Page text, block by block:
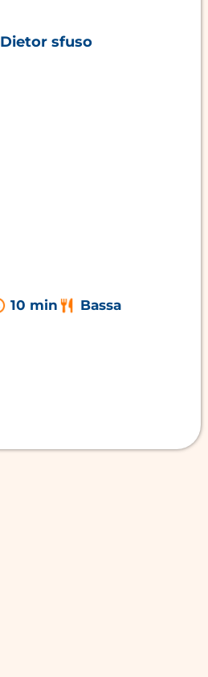
Dietor sfuso
10 min Bassa